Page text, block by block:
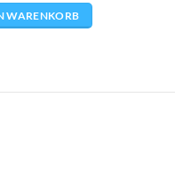
WARENKORB